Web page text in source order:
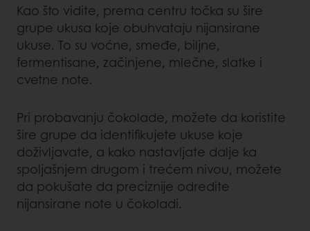
Kao što vidite, prema centru točka su šire
grupe ukusa koje obuhvataju nijansirane
ukuse. To su voćne, smeđe, biljne,
fermentisane, začinjene, mlečne, slatke i
cvetne note.
Pri probavanju čokolade, možete da koristite
šire grupe da identifikujete ukuse koje
doživljavate, a kako nastavljate dalje ka
spoljašnjem drugom i trećem nivou, možete
da pokušate da preciznije odredite
nijansirane note u čokoladi.